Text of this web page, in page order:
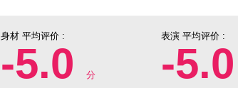
身材 平均评价 :
-5.0 分
表演 平均评价 :
-5.0